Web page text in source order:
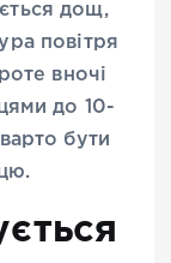
дощ,
повітря
вночі
до 10-
бути